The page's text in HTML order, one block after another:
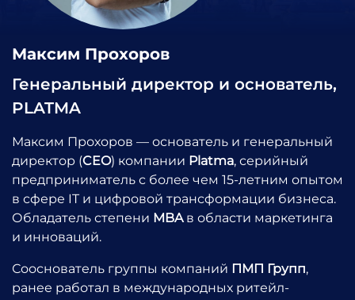
Максим Прохоров
Генеральный директор и основатель,
PLATMA
Максим Прохоров — основатель и генеральный
директор (CEO) компании Platma, серийный
предприниматель с более чем 15-летним опытом
в сфере IT и цифровой трансформации бизнеса.
Обладатель степени MBAв области маркетинга
и инноваций.
Сооснователь группы компаний ПМП Групп,
ранее работал в международных ритейл-